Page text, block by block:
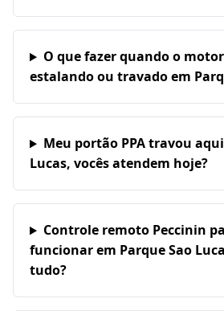
O que fazer quando o motor
estalando ou travado em
Meu portão PPA travou
Lucas, vocês atendem hoje?
Controle remoto Peccinin
funcionar em Parque Sao
tudo?